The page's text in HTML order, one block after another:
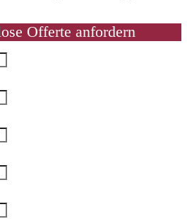
Offerte anfordern